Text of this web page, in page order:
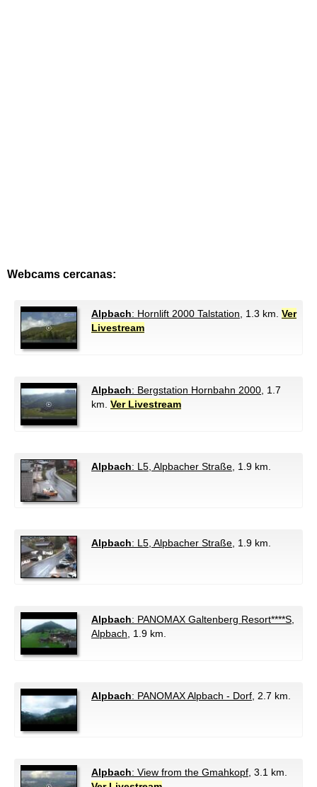
Webcams cercanas:
Alpbach: Hornlift 2000 Talstation , 1.3 km. Ver
Livestream
Alpbach: Bergstation Hornbahn 2000 , 1.7
km. Ver Livestream
Alpbach: L5, Alpbacher Straße , 1.9 km.
Alpbach: L5, Alpbacher Straße , 1.9 km.
Alpbach: PANOMAX Galtenberg Resort****S,
Alpbach , 1.9 km.
Alpbach: PANOMAX Alpbach - Dorf , 2.7 km.
Alpbach: View from the Gmahkopf , 3.1 km.